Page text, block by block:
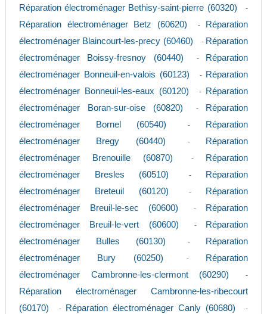
Réparation électroménager Bethisy-saint-pierre (60320) -
Réparation électroménager Betz (60620) -
Réparation
électroménager Blaincourt-les-precy (60460)
- Réparation
électroménager Boissy-fresnoy (60440)
-
Réparation
électroménager Bonneuil-en-valois (60123)
- Réparation
électroménager Bonneuil-les-eaux (60120)
-
Réparation
électroménager Boran-sur-oise (60820)
-
Réparation
électroménager Bornel (60540)
-
Réparation
électroménager Bregy (60440)
-
Réparation
électroménager Brenouille (60870)
-
Réparation
électroménager Bresles (60510)
-
Réparation
électroménager Breteuil (60120)
-
Réparation
électroménager Breuil-le-sec (60600)
-
Réparation
électroménager Breuil-le-vert (60600)
-
Réparation
électroménager Bulles (60130)
-
Réparation
électroménager Bury (60250)
-
Réparation
électroménager Cambronne-les-clermont (60290)
-
Réparation électroménager Cambronne-les-ribecourt
(60170)
- Réparation électroménager Canly (60680) -